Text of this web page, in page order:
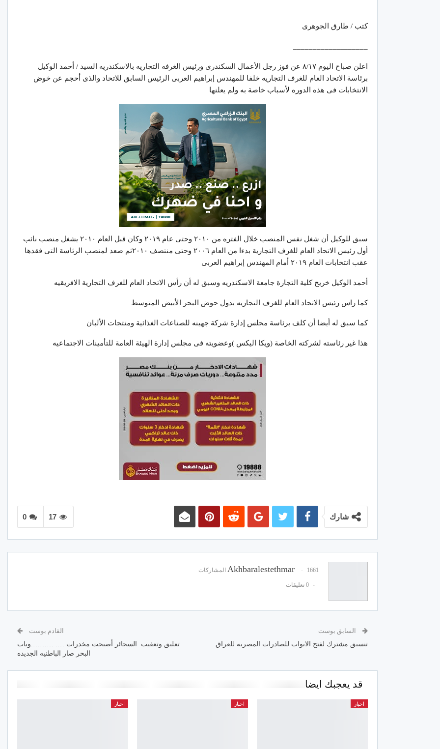
كتب / طارق الجوهرى
اعلن صباح اليوم ٨/١٧ عن فوز رجل الأعمال السكندرى ورئيس الغرفه التجاريه بالاسكندريه السيد / أحمد الوكيل
برئاسة الاتحاد العام للغرف التجاريه خلفا للمهندس إبراهيم العربى الرئيس السابق للاتحاد والذى أحجم عن خوض
الانتخابات فى هذه الدوره لأسباب خاصة به ولم يعلنها
سبق للوكيل أن شغل نفس المنصب خلال الفتره من ٢٠١٠ وحتى عام ٢٠١٩ وكان قبل العام ٢٠١٠ يشغل منصب نائب
أول رئيس الاتحاد العام للغرف التجارية بدءا من العام ٢٠٠٦ وحتى منتصف ٢٠١٠ثم صعد لمنصب الرئاسة التى فقدها
عقب انتخابات العام ٢٠١٩ أمام المهندس إبراهيم العربى
أحمد الوكيل خريج كلية التجارة جامعة الاسكندريه وسبق له أن رأس الاتحاد العام للغرف التجارية الافريقيه
كما راس رئيس الاتحاد العام للغرف التجاريه بدول حوض البحر الأبيض المتوسط
كما سبق له أيضا أن كلف برئاسة مجلس إدارة شركة جهينه للصناعات الغذائية ومنتجات الألبان
هذا غير رئاسته لشركته الخاصة (ويكا اليكس )وعضويته فى مجلس إدارة الهيئة العامة للتأمينات الاجتماعيه
0 17 شارك
Akhbaralestethmar 1661 المشاركات
0 تعليقات
السابق بوست
تنسيق مشترك لفتح الابواب للصادرات المصريه للعراق
القادم بوست
تعليق وتعقيب السجائر أصبحت مخدرات …. ……….وباب
البحر صار الباطنيه الجديده
قد يعجبك ايضا
اخبار اخبار اخبار